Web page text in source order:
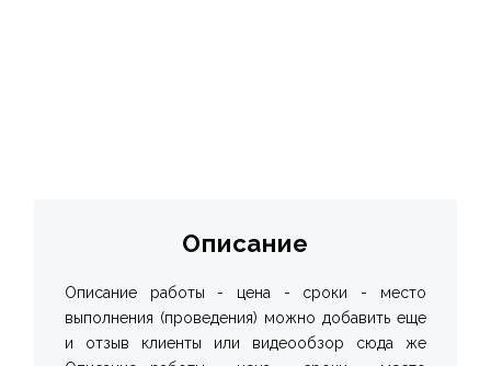
Описание
Описание работы - цена - сроки - место
выполнения (проведения) можно добавить еще
и отзыв клиенты или видеообзор сюда же